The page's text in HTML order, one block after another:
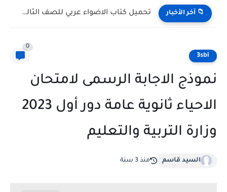
آخر الأخبار تحميل كتاب الاضواء عربي للصف الثالث الثانوي 2027 PDF...
الاجابة الرسمى لامتحان
الاحياء ثانوية عامة دور أول 2023
التربية والتعليم
السيد قاسم منذ 3 سنة